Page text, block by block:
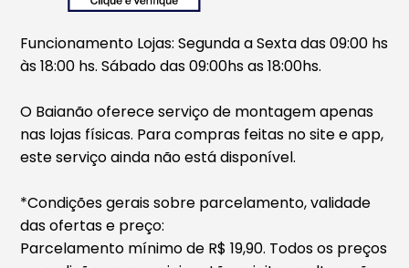
Funcionamento Lojas: Segunda a Sexta das 09:00 hs
às 18:00 hs. Sábado das 09:00hs as 18:00hs.
O Baianão oferece serviço de montagem apenas
nas lojas físicas. Para compras feitas no site e app,
este serviço ainda não está disponível.
*Condições gerais sobre parcelamento, validade
das ofertas e preço:
Parcelamento mínimo de R$ 19,90. Todos os preços